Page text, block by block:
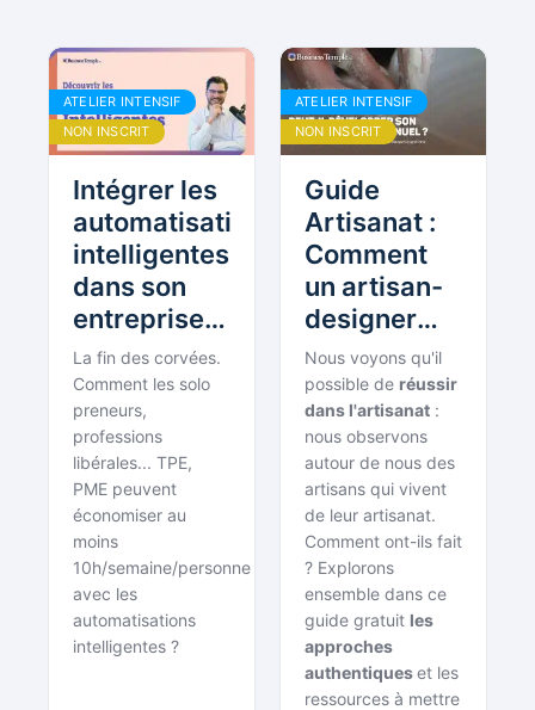
ATELIER INTENSIF
NON INSCRIT
Intégrer les
automatisations
intelligentes
dans son
entreprise =
Moins de
travail, Plus
de résultats
La fin des corvées.
Comment les solo
preneurs,
professions
libérales... TPE,
PME peuvent
économiser au
moins
10h/semaine/personne
avec les
automatisations
intelligentes ?
ATELIER INTENSIF
NON INSCRIT
Guide
Artisanat :
Comment
un artisan-
designer
peut-il
développer
son activité
et atteindre
200k€/an ?
Nous voyons qu'il
possible de réussir
dans l'artisanat :
nous observons
autour de nous des
artisans qui vivent
de leur artisanat.
Comment ont-ils fait
? Explorons
ensemble dans ce
guide gratuit les
approches
authentiqueset les
ressources à mettre